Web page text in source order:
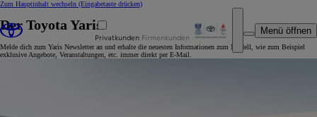
Zum Hauptinhalt wechseln (Eingabetaste drücken)
Privatkunden Firmenkunden
Menü öffnen
Der Toyota Yaris
Melde dich zum Yaris Newsletter an und erhalte die neuesten Informationen zum Modell, wie zum Beispiel
exklusive Angebote, Veranstaltungen, etc. immer direkt per E-Mail.